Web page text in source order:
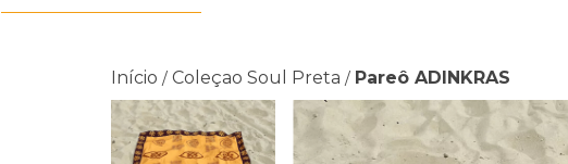
Início / Coleçao Soul Preta / Pareô ADINKRAS